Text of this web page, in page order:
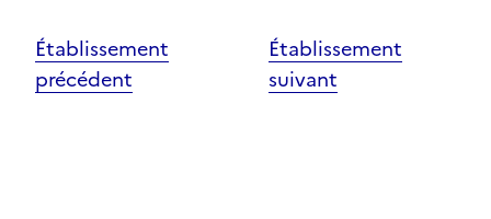
Établissement
précédent
Établissement
suivant